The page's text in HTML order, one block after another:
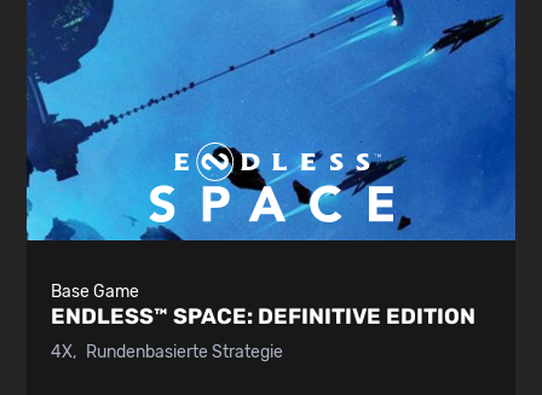
Base Game
ENDLESS™ SPACE: DEFINITIVE EDITION
4X Rundenbasierte Strategie